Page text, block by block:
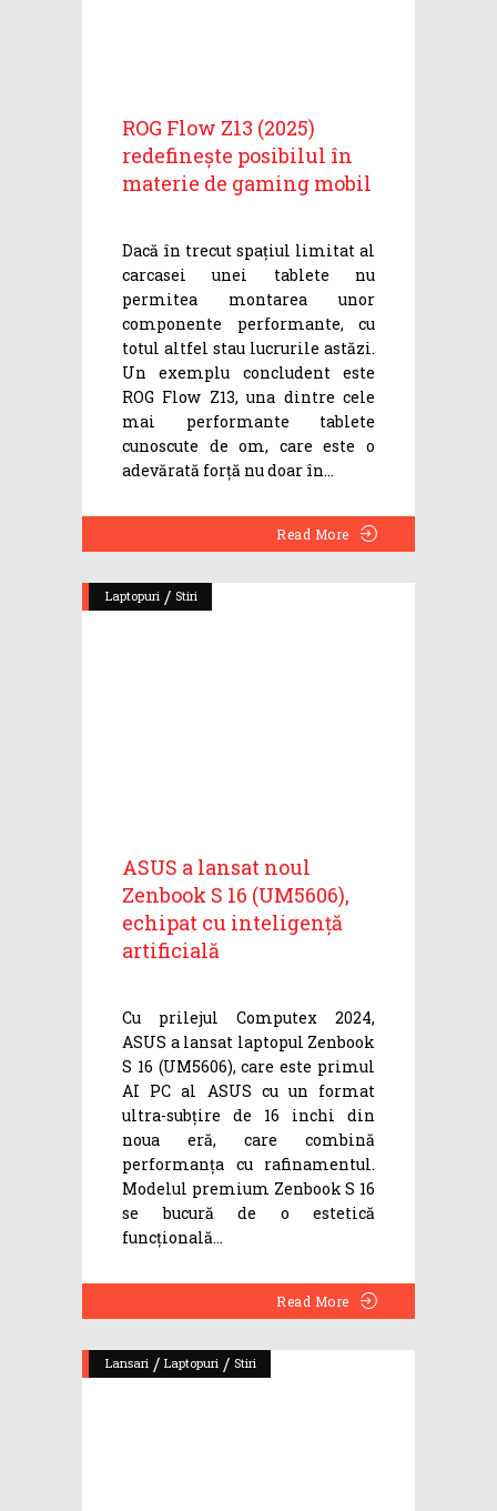
ROG Flow Z13 (2025)
redefinește posibilul în
materie de gaming mobil
Dacă în trecut spațiul limitat al
carcasei unei tablete nu
permitea montarea unor
componente performante, cu
totul altfel stau lucrurile astăzi.
Un exemplu concludent este
ROG Flow Z13, una dintre cele
mai performante tablete
cunoscute de om, care este o
adevărată forță nu doar în
Read More
Laptopuri / Stiri
ASUS a lansat noul
Zenbook S 16 (UM5606),
echipat cu inteligență
artificială
Cu prilejul Computex 2024,
ASUS a lansat laptopul Zenbook
S 16 (UM5606), care este primul
AI PC al ASUS cu un format
ultra-subțire de 16 inchi din
noua eră, care combină
performanța cu rafinamentul.
Modelul premium Zenbook S 16
se bucură de o estetică
funcțională
Read More
Lansari / Laptopuri / Stiri